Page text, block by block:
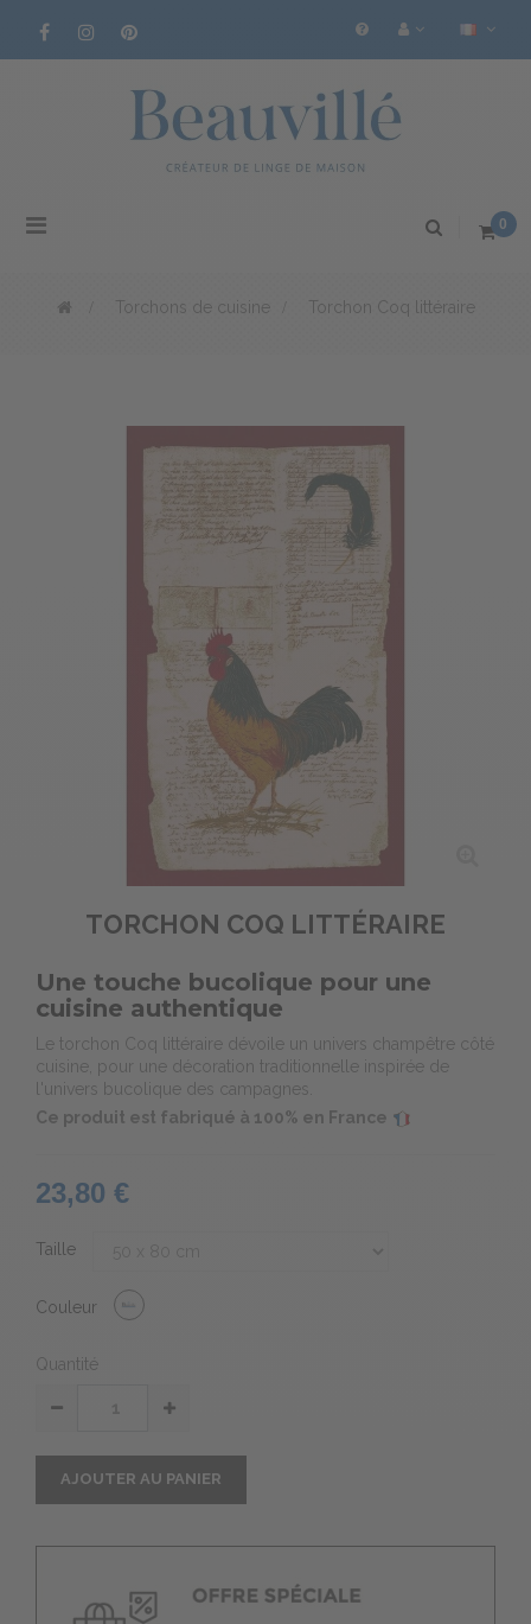
Basculer
0
Torchons de cuisine Torchon Coq littéraire
TORCHON COQ LITTÉRAIRE
Une touche bucolique pour une
cuisine authentique
Le torchon Coq littéraire dévoile un univers champêtre côté
cuisine, pour une décoration traditionnelle inspirée de
l'univers bucolique des campagnes.
Ce produit est fabriqué à 100% en France
23,80 €
Taille
Couleur
Quantité
AJOUTER AU PANIER